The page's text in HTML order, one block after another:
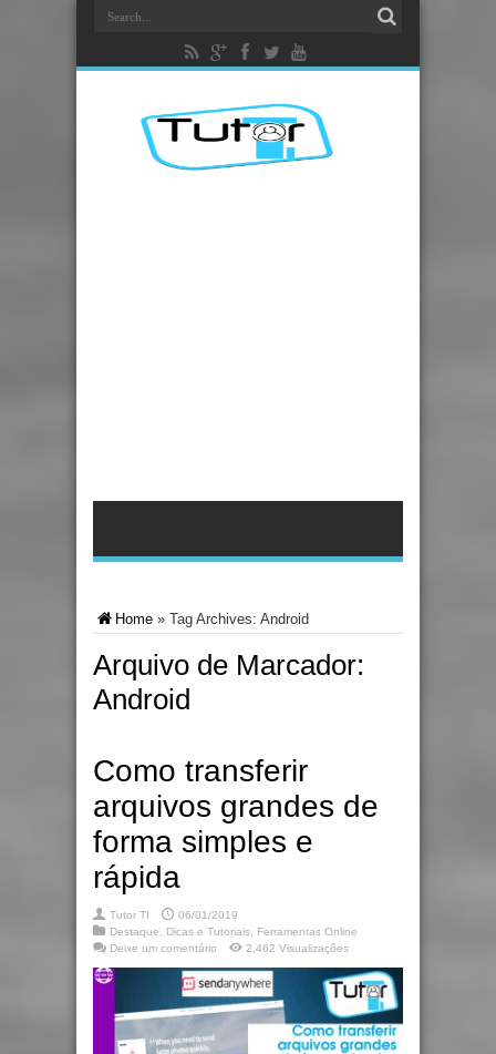
Home » Tag Archives: Android
Arquivo de Marcador:
Android
Como transferir
arquivos grandes de
forma simples e
rápida
Tutor TI
06/01/2019
Destaque
Dicas e Tutoriais
Ferramentas Online
Deixe um comentário
2,462 Visualizações